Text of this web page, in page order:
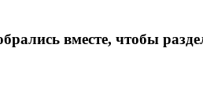
вместе, чтобы